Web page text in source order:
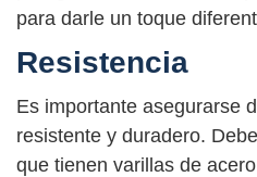
para darle un toque
Resistencia
Es importante asegurarse
resistente y duradero.
que tienen varillas de